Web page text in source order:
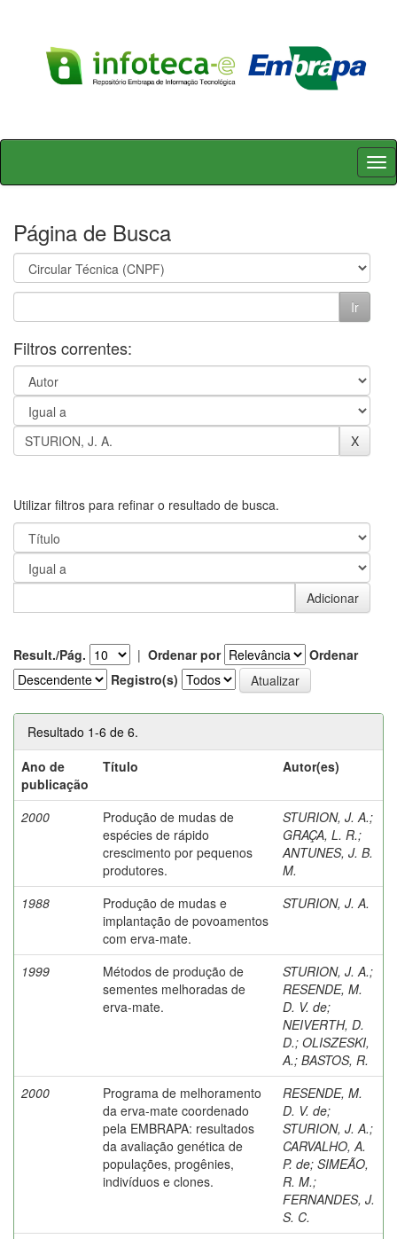
Skip
Página de Busca
Filtros correntes:
Utilizar filtros para refinar o resultado de busca.
Result./Pág. | Ordenar por
Ordenar
Registro(s)
Resultado 1-6 de 6.
Ano de
publicação
Título Autor(es)
2000
Produção de mudas de
espécies de rápido
crescimento por pequenos
produtores.
STURION, J. A.;
GRAÇA, L. R.;
ANTUNES, J. B.
M.
1988
Produção de mudas e
implantação de povoamentos
com erva-mate.
STURION, J. A.
1999
Métodos de produção de
sementes melhoradas de
erva-mate.
STURION, J. A.;
RESENDE, M.
D. V. de;
NEIVERTH, D.
D.; OLISZESKI,
A.; BASTOS, R.
2000
Programa de melhoramento
da erva-mate coordenado
pela EMBRAPA: resultados
da avaliação genética de
populações, progênies,
indivíduos e clones.
RESENDE, M.
D. V. de;
STURION, J. A.;
CARVALHO, A.
P. de; SIMEÃO,
R. M.;
FERNANDES, J.
S. C.